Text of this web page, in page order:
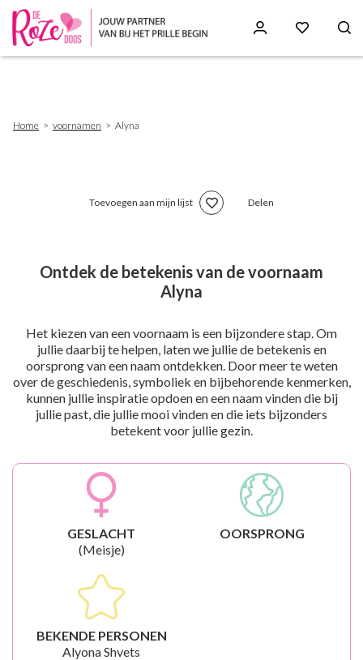
Home voornamen Alyna
Toevoegen aan mijn lijst Delen
Ontdek de betekenis van de voornaam
Alyna
Het kiezen van een voornaam is een bijzondere stap. Om
jullie daarbij te helpen, laten we jullie de betekenis en
oorsprong van een naam ontdekken. Door meer te weten
over de geschiedenis, symboliek en bijbehorende kenmerken,
kunnen jullie inspiratie opdoen en een naam vinden die bij
jullie past, die jullie mooi vinden en die iets bijzonders
betekent voor jullie gezin.
GESLACHT
(Meisje)
OORSPRONG
BEKENDE PERSONEN
Alyona Shvets